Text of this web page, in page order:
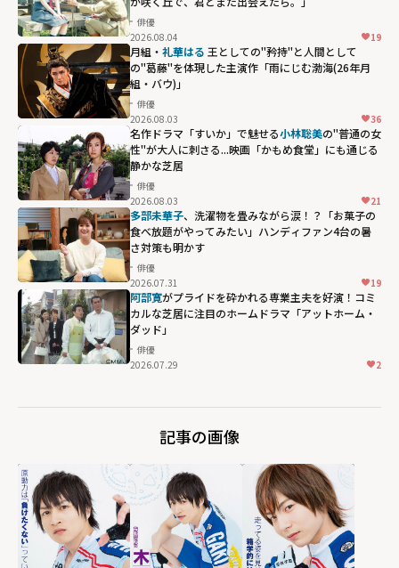
俳優
2026.08.04
19
月組・ 礼華はる
の"葛藤"を体現した主演作「雨にじむ渤海(26年月
組・バウ)」
俳優
2026.08.03
36
名作ドラマ「すいか」で魅せる小林聡美の"普通の女
性"が大人に刺さる...映画「かもめ食堂」にも通じる
静かな芝居
俳優
2026.08.03
21
多部未華子、洗濯物を畳みながら涙！？「お菓子の
食べ放題がやってみたい」ハンディファン4台の暑
さ対策も明かす
俳優
2026.07.31
19
阿部寛がプライドを砕かれる専業主夫を好演！コミ
カルな芝居に注目のホームドラマ「アットホーム・
ダッド」
俳優
2026.07.29
2
記事の画像